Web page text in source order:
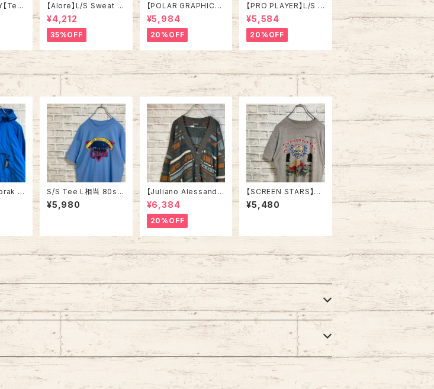
Teq
Swe
ハ
ト ト
ラー
ア製
【Alore】L/S Sweat L
Made in USA 90s 社
交クラブ プロモーショ
ン スウェット トレーナー
USA製 vintage ヴィン
テージ アメリカ USA
古着
¥4,212
35%OFF
【POLAR GRAPHICS】
L/S HalfZip Sweat X
L Made in USA 90s
“ALASKA” スーベニア
ハーフジップスウェット
トレーナー アラスカ お
土産モノ vintage ヴィ
ンテージ アメリカ USA
古着
¥5,984
20%OFF
【PRO PLAYER】L/S S
weat L相当 90s Mad
e in USA “PACKERS”
NFL チームモノ スウェ
ット トレーナー USA製
チームロゴ 1996 CHA
MPS 優勝記念 深緑 ア
メリカ USA 古着
¥5,584
20%OFF
P
vinta
アノ
ロ
テン
刺繍ロ
カ US
S/S Tee L相当 80s-
90s vintage “CHICA
GO” スーベニア Tシャ
カ USA レトロ 古着
¥5,980
【Juliano Alessandr
o】Cardigan L Made
in ITALY “EURO LIN
E” カーディガン 総柄 ウ
ール混合 イタリア製 ユ
ーロライン ヨーロッパ
古着
¥6,384
20%OFF
【SCREEN STARS】S/
S Tee L 80s Made i
n USA “DUTCH COU
USA製 ダッチカントリ
ンテージ シングルステ
ッチ アメリカ USA レト
¥5,480